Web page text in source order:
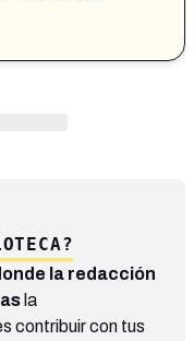
la redacción
la
contribuir con tus